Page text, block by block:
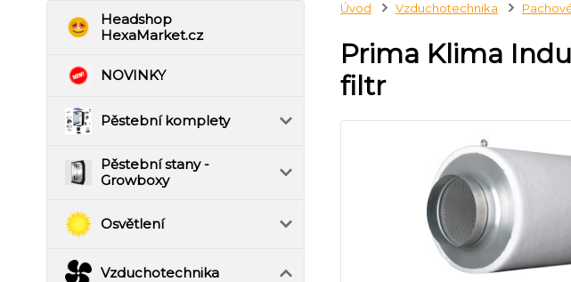
Headshop
HexaMarket.cz
NOVINKY
Pěstební komplety
Pěstební stany -
Growboxy
Osvětlení
Vzduchotechnika
Úvod Vzduchotechnika
Prima Klima
filtr